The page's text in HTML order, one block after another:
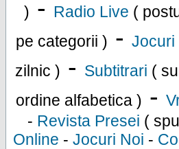
) - Radio Live (
pe categorii ) - Jocuri
zilnic ) - Subtitrari (
ordine alfabetica ) -
- Revista Presei (
Online - Jocuri Noi -